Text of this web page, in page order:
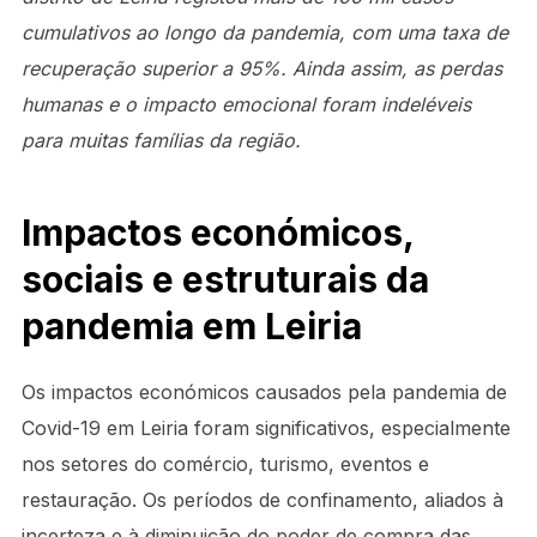
cumulativos ao longo da pandemia, com uma taxa de
recuperação superior a 95%. Ainda assim, as perdas
humanas e o impacto emocional foram indeléveis
para muitas famílias da região.
Impactos económicos,
sociais e estruturais da
pandemia em Leiria
Os impactos económicos causados pela pandemia de
Covid-19 em Leiria foram significativos, especialmente
nos setores do comércio, turismo, eventos e
restauração. Os períodos de confinamento, aliados à